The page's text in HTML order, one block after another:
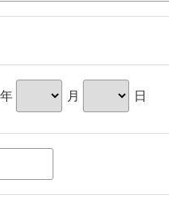
年 月 日